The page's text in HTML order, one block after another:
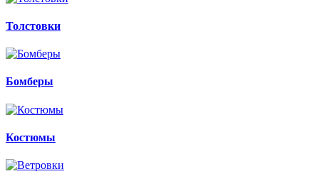
Толстовки
Бомберы
Костюмы